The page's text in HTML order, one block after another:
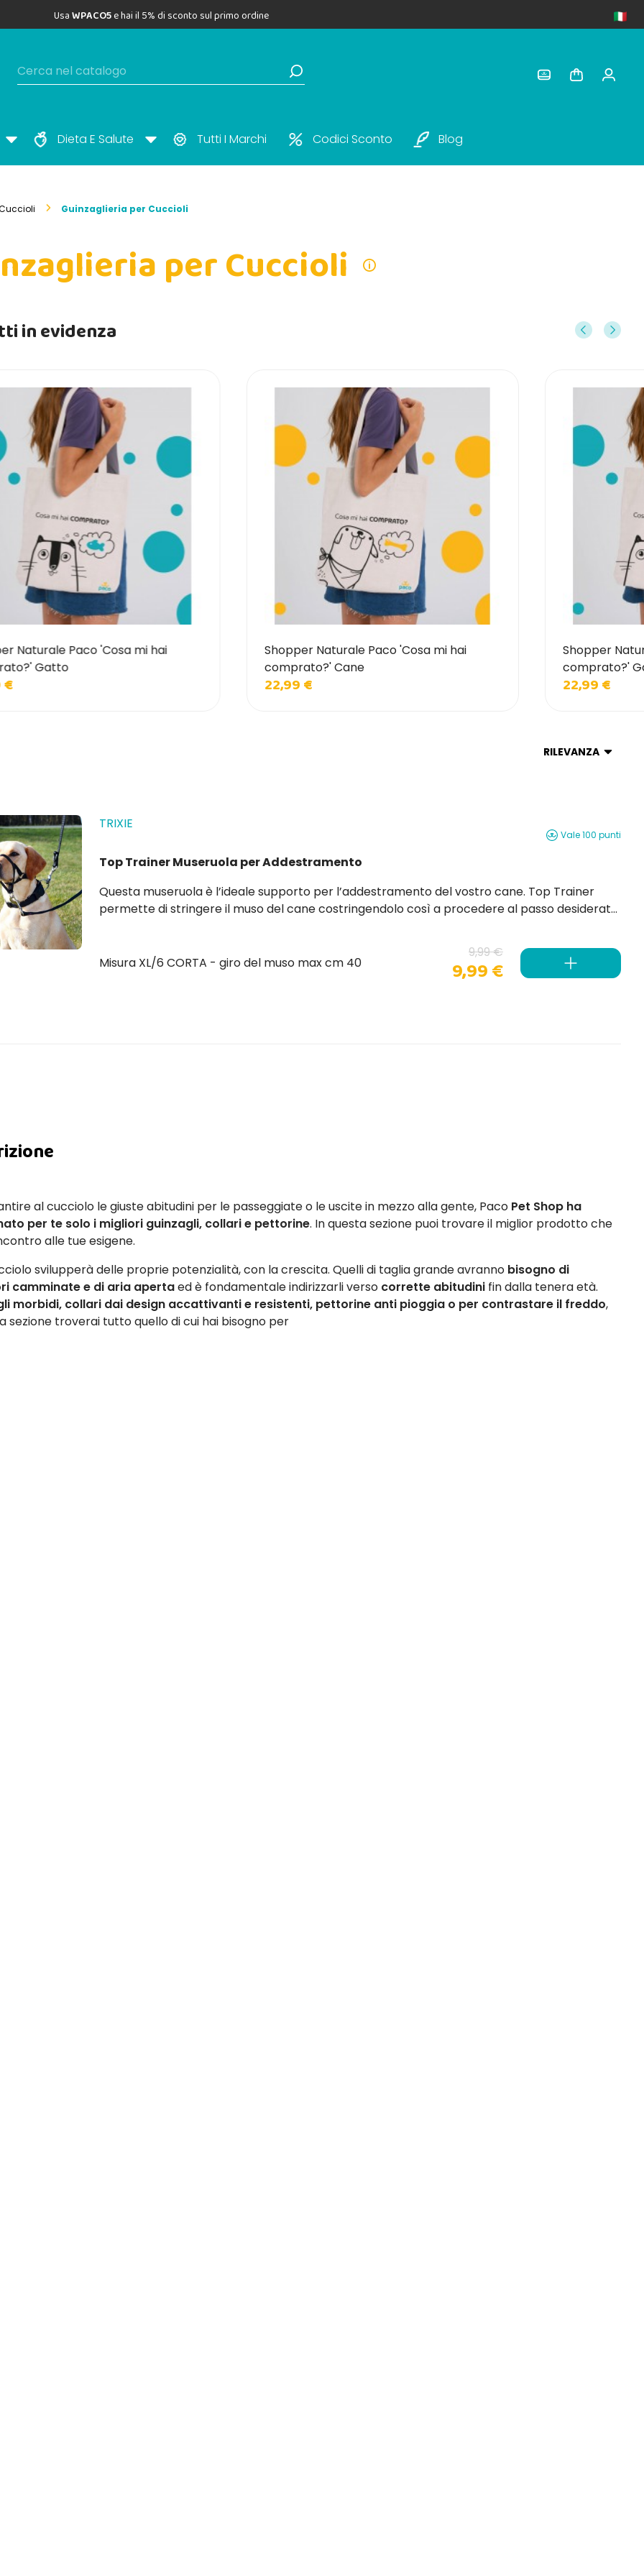
UsaWPACO5e hai il 5% di sconto sul primo ordine
Dieta E Salute Tutti I Marchi Codici Sconto Blog
Guinzaglieria per Cuccioli
per Cuccioli
in evidenza
Naturale Paco 'Cosa mi hai
Gatto
€
Shopper Naturale Paco 'Cosa mi hai
comprato?' Cane
22,99 €
Shopper
comprato?'
22,99 €
RILEVANZA
TRIXIE
Vale 100 punti
Top Trainer Museruola per Addestramento
Questa museruola è l’ideale supporto per l’addestramento del vostro cane. Top Trainer
permette di stringere il muso del cane costringendolo così a procedere al passo desiderato
Misura XL/6 CORTA - giro del muso max cm 40
9,99 €
9,99 €
al cucciolo le giuste abitudini per le passeggiate o le uscite in mezzo alla gente, Paco Pet Shop ha
per te solo i migliori guinzagli, collari e pettorine. In questa sezione puoi trovare il miglior prodotto che
alle tue esigene.
svilupperà delle proprie potenzialità, con la crescita. Quelli di taglia grande avranno bisogno di
camminate e di aria apertaed è fondamentale indirizzarli verso corrette abitudini fin dalla tenera età.
morbidi, collari dai design accattivanti e resistenti, pettorine anti pioggia o per contrastare il freddo,
sezione troverai tutto quello di cui hai bisogno per